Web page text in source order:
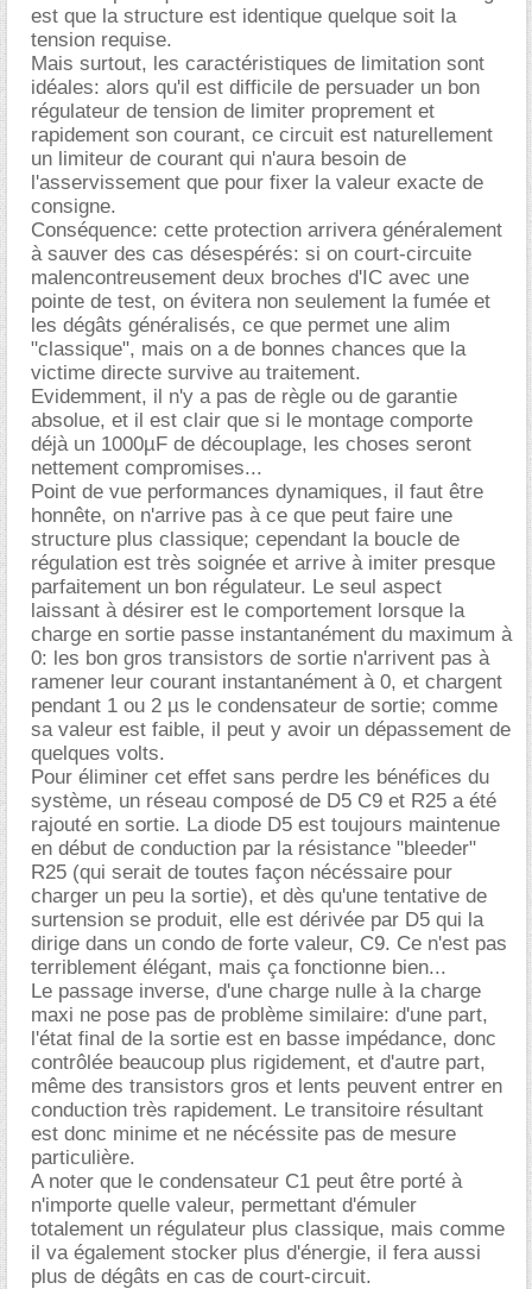
est que la structure est identique quelque soit la
tension requise.
Mais surtout, les caractéristiques de limitation sont
idéales: alors qu'il est difficile de persuader un bon
régulateur de tension de limiter proprement et
rapidement son courant, ce circuit est naturellement
un limiteur de courant qui n'aura besoin de
l'asservissement que pour fixer la valeur exacte de
consigne.
Conséquence: cette protection arrivera généralement
à sauver des cas désespérés: si on court-circuite
malencontreusement deux broches d'IC avec une
pointe de test, on évitera non seulement la fumée et
les dégâts généralisés, ce que permet une alim
"classique", mais on a de bonnes chances que la
victime directe survive au traitement.
Evidemment, il n'y a pas de règle ou de garantie
absolue, et il est clair que si le montage comporte
déjà un 1000µF de découplage, les choses seront
nettement compromises...
Point de vue performances dynamiques, il faut être
honnête, on n'arrive pas à ce que peut faire une
structure plus classique; cependant la boucle de
régulation est très soignée et arrive à imiter presque
parfaitement un bon régulateur. Le seul aspect
laissant à désirer est le comportement lorsque la
charge en sortie passe instantanément du maximum à
0: les bon gros transistors de sortie n'arrivent pas à
ramener leur courant instantanément à 0, et chargent
pendant 1 ou 2 µs le condensateur de sortie; comme
sa valeur est faible, il peut y avoir un dépassement de
quelques volts.
Pour éliminer cet effet sans perdre les bénéfices du
système, un réseau composé de D5 C9 et R25 a été
rajouté en sortie. La diode D5 est toujours maintenue
en début de conduction par la résistance "bleeder"
R25 (qui serait de toutes façon nécéssaire pour
charger un peu la sortie), et dès qu'une tentative de
surtension se produit, elle est dérivée par D5 qui la
dirige dans un condo de forte valeur, C9. Ce n'est pas
terriblement élégant, mais ça fonctionne bien...
Le passage inverse, d'une charge nulle à la charge
maxi ne pose pas de problème similaire: d'une part,
l'état final de la sortie est en basse impédance, donc
contrôlée beaucoup plus rigidement, et d'autre part,
même des transistors gros et lents peuvent entrer en
conduction très rapidement. Le transitoire résultant
est donc minime et ne nécéssite pas de mesure
particulière.
A noter que le condensateur C1 peut être porté à
n'importe quelle valeur, permettant d'émuler
totalement un régulateur plus classique, mais comme
il va également stocker plus d'énergie, il fera aussi
plus de dégâts en cas de court-circuit.